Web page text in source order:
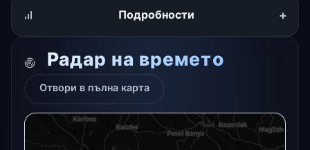
Подробности +
Радар на времето
Отвори в пълна карта